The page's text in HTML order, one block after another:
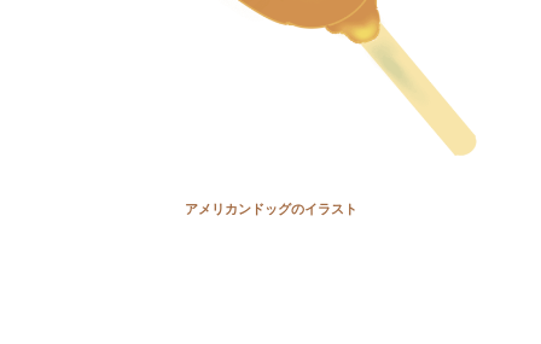
アメリカンドッグのイラスト